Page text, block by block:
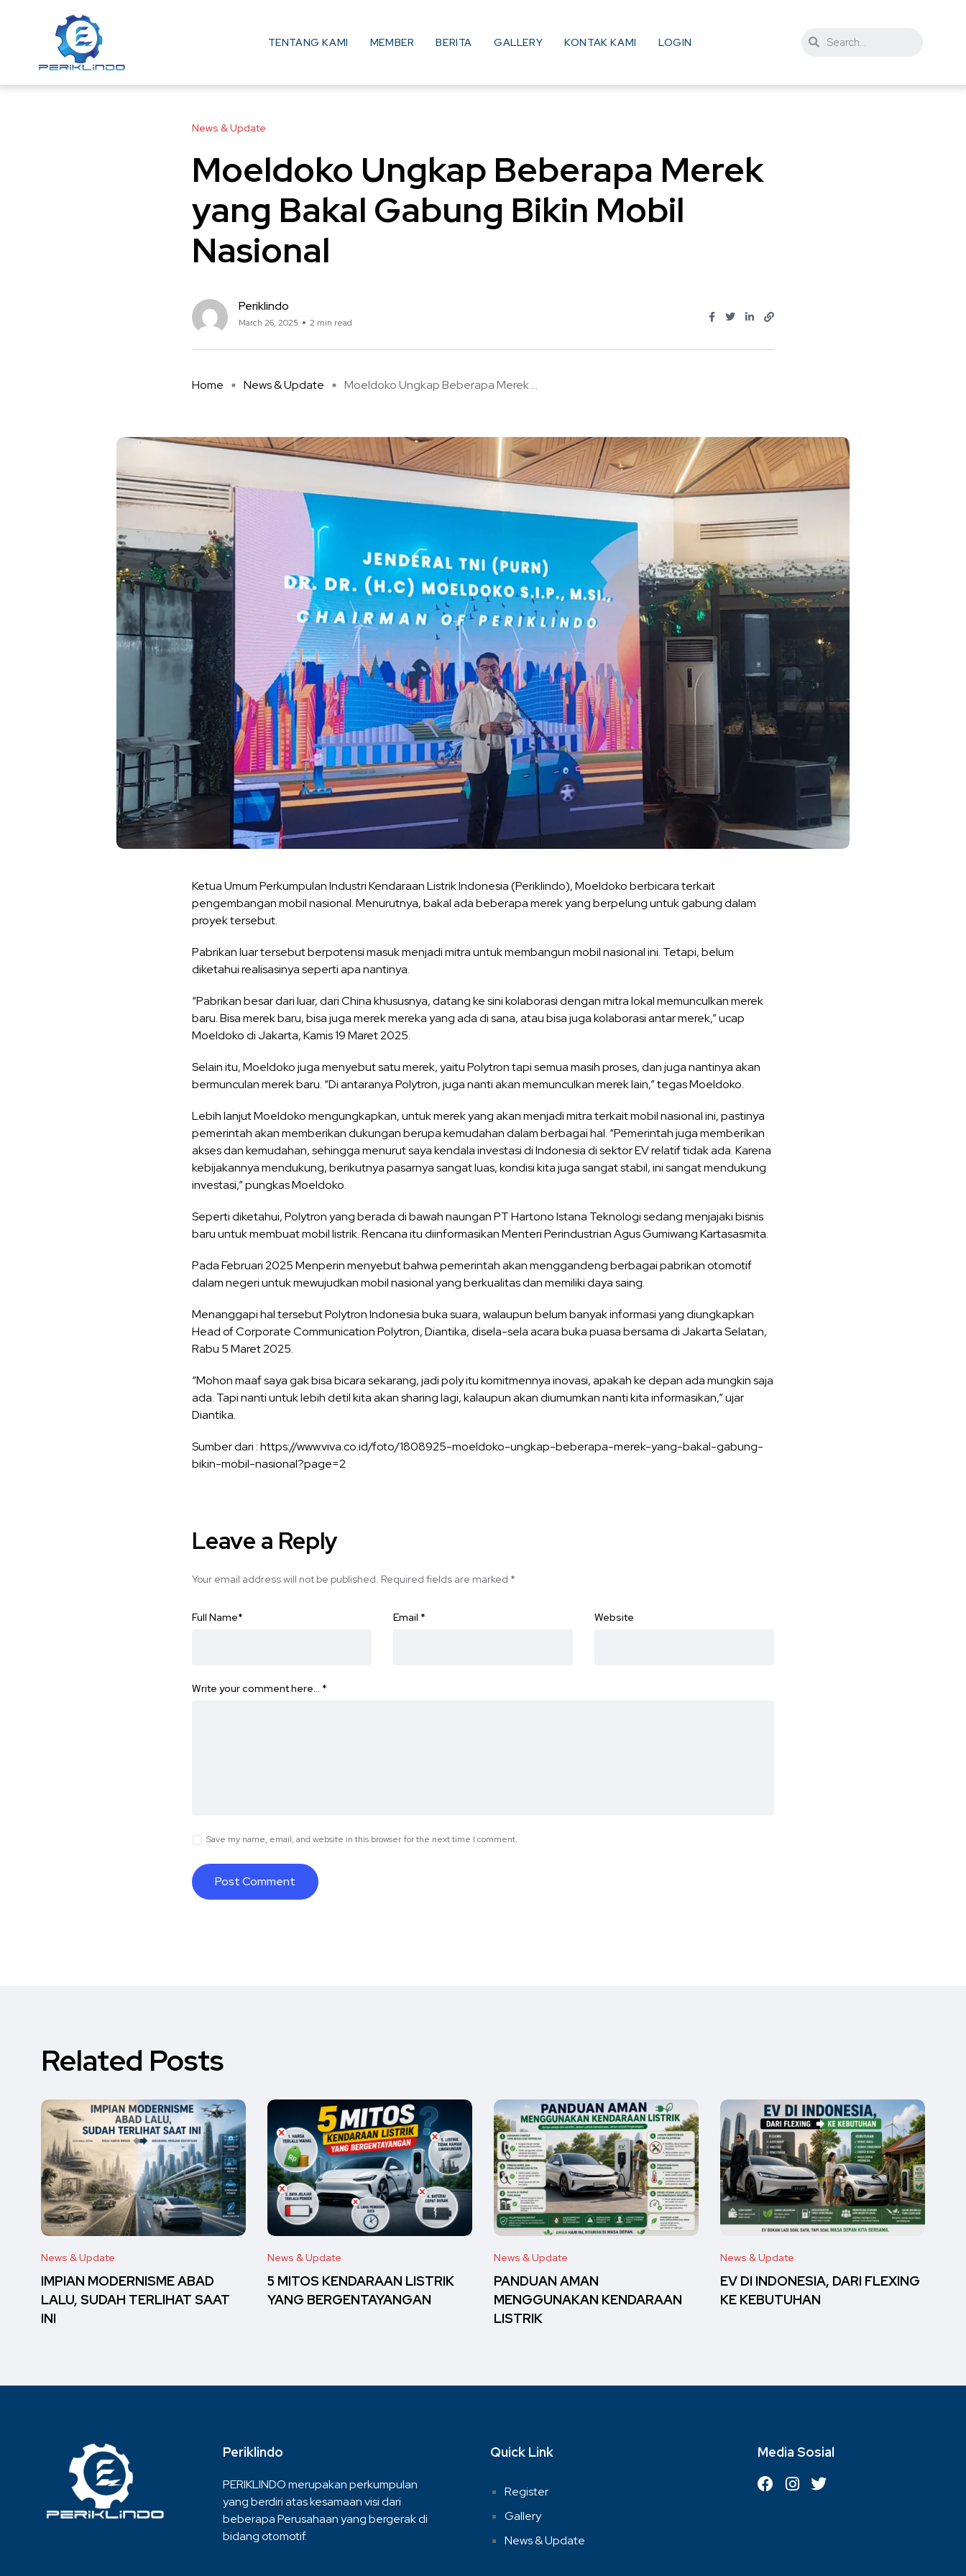
TENTANG KAMI MEMBER BERITA GALLERY KONTAK KAMI LOGIN
News & Update
Moeldoko Ungkap Beberapa Merek
yang Bakal Gabung Bikin Mobil
Nasional
Periklindo
March 26, 2025 2 min read
Home News & Update Moeldoko Ungkap Beberapa Merek ...
Ketua Umum Perkumpulan Industri Kendaraan Listrik Indonesia (Periklindo), Moeldoko berbicara terkait
pengembangan mobil nasional. Menurutnya, bakal ada beberapa merek yang berpelung untuk gabung dalam
proyek tersebut.
Pabrikan luar tersebut berpotensi masuk menjadi mitra untuk membangun mobil nasional ini. Tetapi, belum
diketahui realisasinya seperti apa nantinya.
“Pabrikan besar dari luar, dari China khususnya, datang ke sini kolaborasi dengan mitra lokal memunculkan merek
baru. Bisa merek baru, bisa juga merek mereka yang ada di sana, atau bisa juga kolaborasi antar merek,” ucap
Moeldoko di Jakarta, Kamis 19 Maret 2025.
Selain itu, Moeldoko juga menyebut satu merek, yaitu Polytron tapi semua masih proses, dan juga nantinya akan
bermunculan merek baru. “Di antaranya Polytron, juga nanti akan memunculkan merek lain,” tegas Moeldoko.
Lebih lanjut Moeldoko mengungkapkan, untuk merek yang akan menjadi mitra terkait mobil nasional ini, pastinya
pemerintah akan memberikan dukungan berupa kemudahan dalam berbagai hal. “Pemerintah juga memberikan
akses dan kemudahan, sehingga menurut saya kendala investasi di Indonesia di sektor EV relatif tidak ada. Karena
kebijakannya mendukung, berikutnya pasarnya sangat luas, kondisi kita juga sangat stabil, ini sangat mendukung
investasi,” pungkas Moeldoko.
Seperti diketahui, Polytron yang berada di bawah naungan PT Hartono Istana Teknologi sedang menjajaki bisnis
baru untuk membuat mobil listrik. Rencana itu diinformasikan Menteri Perindustrian Agus Gumiwang Kartasasmita.
Pada Februari 2025 Menperin menyebut bahwa pemerintah akan menggandeng berbagai pabrikan otomotif
dalam negeri untuk mewujudkan mobil nasional yang berkualitas dan memiliki daya saing.
Menanggapi hal tersebut Polytron Indonesia buka suara, walaupun belum banyak informasi yang diungkapkan
Head of Corporate Communication Polytron, Diantika, disela-sela acara buka puasa bersama di Jakarta Selatan,
Rabu 5 Maret 2025.
“Mohon maaf saya gak bisa bicara sekarang, jadi poly itu komitmennya inovasi, apakah ke depan ada mungkin saja
ada. Tapi nanti untuk lebih detil kita akan sharing lagi, kalaupun akan diumumkan nanti kita informasikan,” ujar
Diantika.
Sumber dari : https://www.viva.co.id/foto/1808925-moeldoko-ungkap-beberapa-merek-yang-bakal-gabung-
bikin-mobil-nasional?page=2
Leave a Reply
Your email address will not be published. Required fields are marked *
Full Name* Email * Website
Write your comment here… *
Save my name, email, and website in this browser for the next time I comment.
Related Posts
News & Update
IMPIAN MODERNISME ABAD
LALU, SUDAH TERLIHAT SAAT
INI
News & Update
5 MITOS KENDARAAN LISTRIK
YANG BERGENTAYANGAN
News & Update
PANDUAN AMAN
MENGGUNAKAN KENDARAAN
LISTRIK
News & Update
EV DI INDONESIA, DARI FLEXING
KE KEBUTUHAN
Periklindo
PERIKLINDO merupakan perkumpulan
yang berdiri atas kesamaan visi dari
beberapa Perusahaan yang bergerak di
bidang otomotif.
Quick Link
Register
Gallery
News & Update
Media Sosial